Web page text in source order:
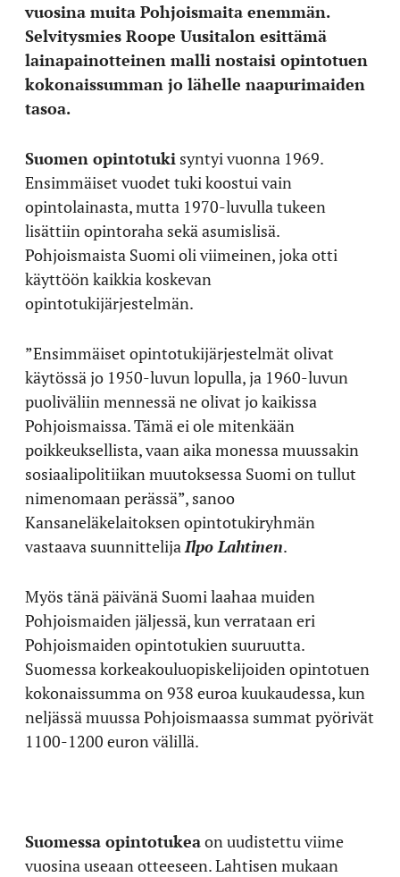
vuosina muita Pohjoismaita enemmän.
Selvitysmies Roope Uusitalon esittämä
lainapainotteinen malli nostaisi opintotuen
kokonaissumman jo lähelle naapurimaiden
tasoa.
Suomen opintotuki syntyi vuonna 1969.
Ensimmäiset vuodet tuki koostui vain
opintolainasta, mutta 1970-luvulla tukeen
lisättiin opintoraha sekä asumislisä.
Pohjoismaista Suomi oli viimeinen, joka otti
käyttöön kaikkia koskevan
opintotukijärjestelmän.
”Ensimmäiset opintotukijärjestelmät olivat
käytössä jo 1950-luvun lopulla, ja 1960-luvun
puoliväliin mennessä ne olivat jo kaikissa
Pohjoismaissa. Tämä ei ole mitenkään
poikkeuksellista, vaan aika monessa muussakin
sosiaalipolitiikan muutoksessa Suomi on tullut
nimenomaan perässä”, sanoo
Kansaneläkelaitoksen opintotukiryhmän
vastaava suunnittelija Ilpo Lahtinen.
Myös tänä päivänä Suomi laahaa muiden
Pohjoismaiden jäljessä, kun verrataan eri
Pohjoismaiden opintotukien suuruutta.
Suomessa korkeakouluopiskelijoiden opintotuen
kokonaissumma on 938 euroa kuukaudessa, kun
neljässä muussa Pohjoismaassa summat pyörivät
1100-1200 euron välillä.
Suomessa opintotukeaon uudistettu viime
vuosina useaan otteeseen. Lahtisen mukaan